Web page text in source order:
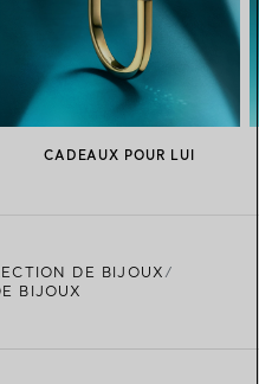
CADEAUX POUR LUI
DE BIJOUX
BIJOUX